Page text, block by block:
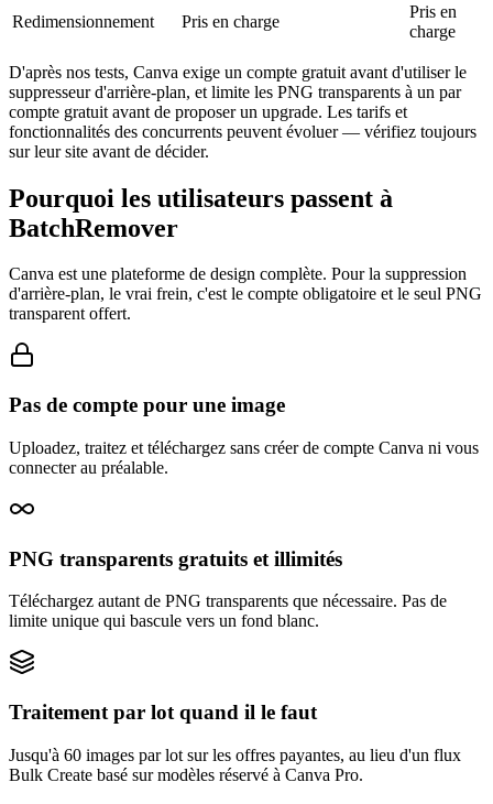
Redimensionnement
Pris en charge
Pris en
charge
D'après nos tests, Canva exige un compte gratuit avant d'utiliser le
suppresseur d'arrière-plan, et limite les PNG transparents à un par
compte gratuit avant de proposer un upgrade. Les tarifs et
fonctionnalités des concurrents peuvent évoluer — vérifiez toujours
sur leur site avant de décider.
Pourquoi les utilisateurs passent à
BatchRemover
Canva est une plateforme de design complète. Pour la suppression
d'arrière-plan, le vrai frein, c'est le compte obligatoire et le seul PNG
transparent offert.
Pas de compte pour une image
Uploadez, traitez et téléchargez sans créer de compte Canva ni vous
connecter au préalable.
PNG transparents gratuits et illimités
Téléchargez autant de PNG transparents que nécessaire. Pas de
limite unique qui bascule vers un fond blanc.
Traitement par lot quand il le faut
Jusqu'à 60 images par lot sur les offres payantes, au lieu d'un flux
Bulk Create basé sur modèles réservé à Canva Pro.